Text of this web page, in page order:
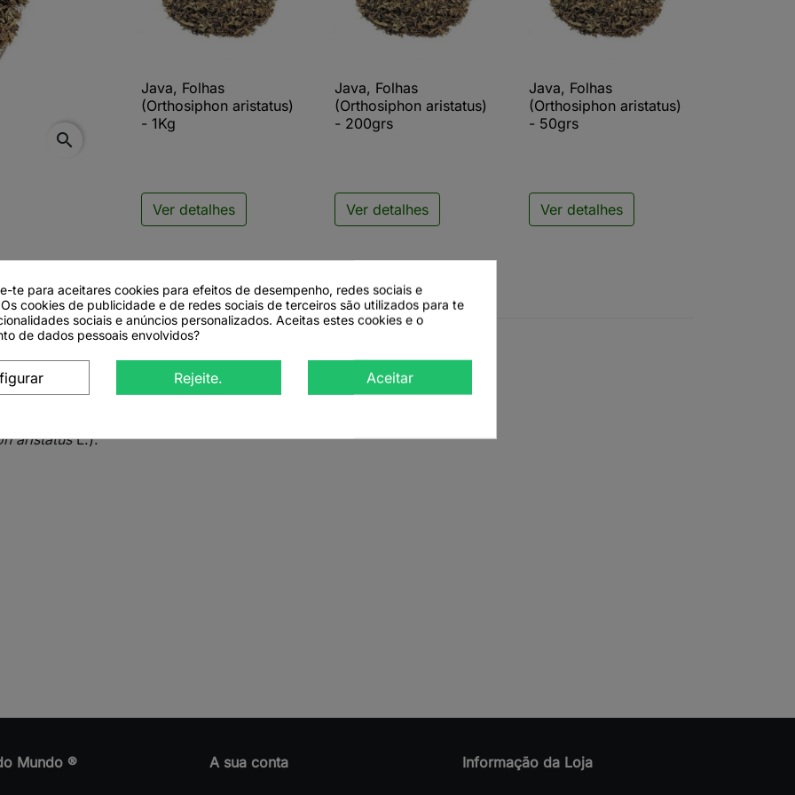
search
 Vista rápida
Java, Folhas
(Orthosiphon aristatus)
- 1Kg
Ver detalhes
 Vista rápida
Java, Folhas
(Orthosiphon aristatus)
- 200grs
Ver detalhes
 Vista rápida
Java, Folhas
(Orthosiphon aristatus)
- 50grs
Ver detalhes
aristatus L.)
aristatusL.).
Mundo ® A sua conta Informação da Loja
te para aceitares cookies para efeitos de desempenho, redes sociais e
cookies de publicidade e de redes sociais de terceiros são utilizados para te
sociais e anúncios personalizados. Aceitas estes cookies e o
de dados pessoais envolvidos?
Rejeite. Aceitar